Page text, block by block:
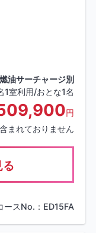
燃油サーチャージ別
1室利用/おとな1名
円
まれておりません
ースNo.：ED15FA